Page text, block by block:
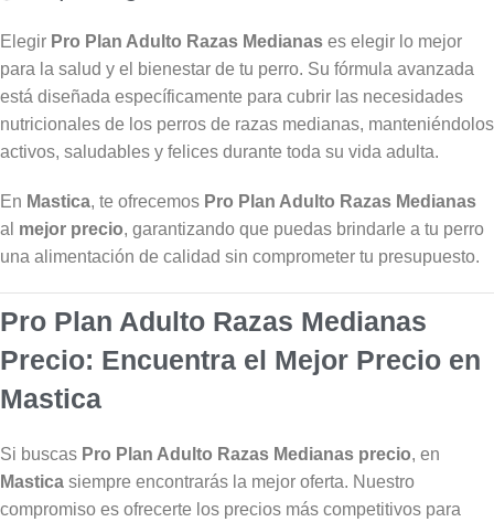
Elegir Pro Plan Adulto Razas Medianas es elegir lo mejor
para la salud y el bienestar de tu perro. Su fórmula avanzada
está diseñada específicamente para cubrir las necesidades
nutricionales de los perros de razas medianas, manteniéndolos
activos, saludables y felices durante toda su vida adulta.
En Mastica, te ofrecemos Pro Plan Adulto Razas Medianas
al mejor precio, garantizando que puedas brindarle a tu perro
una alimentación de calidad sin comprometer tu presupuesto.
Pro Plan Adulto Razas Medianas
Precio: Encuentra el Mejor Precio en
Mastica
Si buscas Pro Plan Adulto Razas Medianas precio, en
Mastica siempre encontrarás la mejor oferta. Nuestro
compromiso es ofrecerte los precios más competitivos para